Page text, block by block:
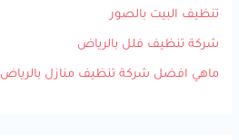
تنظيف البيت بالصور
شركة تنظيف فلل بالرياض
ماهي افضل شركة تنظيف منازل بالرياض